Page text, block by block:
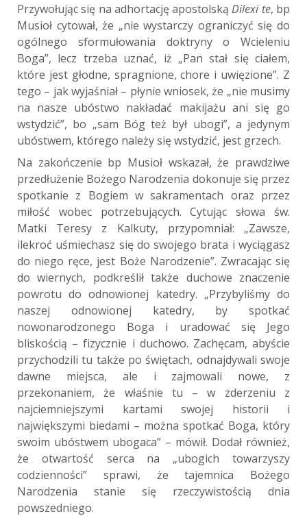
Przywołując się na adhortację apostolskąDilexi te, bp
Musioł cytował, że „nie wystarczy ograniczyć się do
ogólnego sformułowania doktryny o Wcieleniu
Boga”, lecz trzeba uznać, iż „Pan stał się ciałem,
które jest głodne, spragnione, chore i uwięzione”. Z
tego – jak wyjaśniał – płynie wniosek, że „nie musimy
na nasze ubóstwo nakładać makijażu ani się go
wstydzić”, bo „sam Bóg też był ubogi”, a jedynym
ubóstwem, którego należy się wstydzić, jest grzech.
Na zakończenie bp Musioł wskazał, że prawdziwe
przedłużenie Bożego Narodzenia dokonuje się przez
spotkanie z Bogiem w sakramentach oraz przez
miłość wobec potrzebujących. Cytując słowa św.
Matki Teresy z Kalkuty, przypomniał: „Zawsze,
ilekroć uśmiechasz się do swojego brata i wyciągasz
do niego ręce, jest Boże Narodzenie”. Zwracając się
do wiernych, podkreślił także duchowe znaczenie
powrotu do odnowionej katedry. „Przybyliśmy do
naszej odnowionej katedry, by spotkać
nowonarodzonego Boga i uradować się Jego
bliskością – fizycznie i duchowo. Zachęcam, abyście
przychodzili tu także po świętach, odnajdywali swoje
dawne miejsca, ale i zajmowali nowe, z
przekonaniem, że właśnie tu – w zderzeniu z
najciemniejszymi kartami swojej historii i
największymi biedami – można spotkać Boga, który
swoim ubóstwem ubogaca” – mówił. Dodał również,
że otwartość serca na „ubogich towarzyszy
codzienności” sprawi, że tajemnica Bożego
Narodzenia stanie się rzeczywistością dnia
powszedniego.